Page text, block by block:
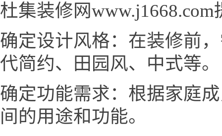
杜集装修网
确定设计风格：在装修前
代简约、田园风、中式等。
确定功能需求：根据家庭
间的用途和功能。